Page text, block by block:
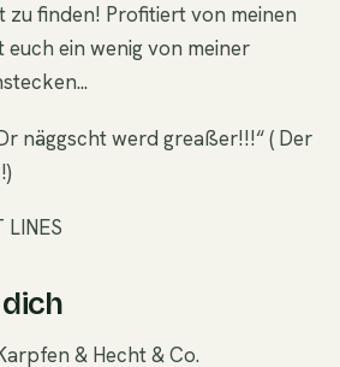
zu finden! Profitiert von meinen
ein wenig von meiner
näggscht werd greaßer!!!“ ( Der
LINES
& Hecht & Co.